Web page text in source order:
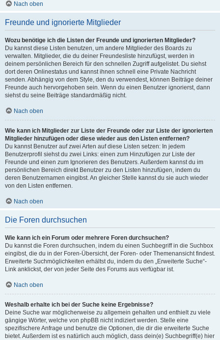
Nach oben
Freunde und ignorierte Mitglieder
Wozu benötige ich die Listen der Freunde und ignorierten Mitglieder?
Du kannst diese Listen benutzen, um andere Mitglieder des Boards zu
verwalten. Mitglieder, die du deiner Freundesliste hinzufügst, werden in
deinem persönlichen Bereich für den schnellen Zugriff aufgelistet. Du siehst
dort deren Onlinestatus und kannst ihnen schnell eine Private Nachricht
senden. Abhängig von dem Style, den du verwendest, können Beiträge deiner
Freunde auch hervorgehoben sein. Wenn du einen Benutzer ignorierst, dann
siehst du seine Beiträge standardmäßig nicht.
Nach oben
Wie kann ich Mitglieder zur Liste der Freunde oder zur Liste der ignorierten
Mitglieder hinzufügen oder diese wieder aus den Listen entfernen?
Du kannst Benutzer auf zwei Arten auf diese Listen setzen: In jedem
Benutzerprofil siehst du zwei Links: einen zum Hinzufügen zur Liste der
Freunde und einen zum Ignorieren des Benutzers. Außerdem kannst du im
persönlichen Bereich direkt Benutzer zu den Listen hinzufügen, indem du
deren Benutzernamen eingibst. An gleicher Stelle kannst du sie auch wieder
von den Listen entfernen.
Nach oben
Die Foren durchsuchen
Wie kann ich ein Forum oder mehrere Foren durchsuchen?
Du kannst die Foren durchsuchen, indem du einen Suchbegriff in die Suchbox
eingibst, die du in der Foren-Übersicht, der Foren- oder Themenansicht findest.
Erweiterte Suchmöglichkeiten erhältst du, indem du den „Erweiterte Suche“-
Link anklickst, der von jeder Seite des Forums aus verfügbar ist.
Nach oben
Weshalb erhalte ich bei der Suche keine Ergebnisse?
Deine Suche war möglicherweise zu allgemein gehalten und enthielt zu viele
gängige Wörter, welche von phpBB nicht indiziert werden. Stelle eine
spezifischere Anfrage und benutze die Optionen, die dir die erweiterte Suche
bietet. Außerdem ist es natürlich auch möglich, dass dein(e) Suchbegriff(e) hier